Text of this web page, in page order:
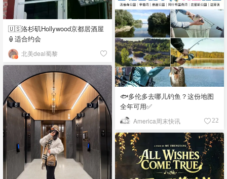
🇺🇸洛杉矶Hollywood京都居酒屋
🏮适合约会
北美deal蜀黎
🐟多伦多去哪儿钓鱼？这份地图
全年可用✅
America周末快讯 22